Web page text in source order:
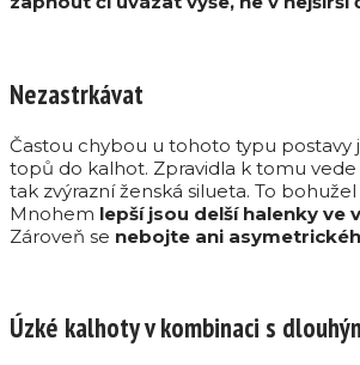
Nezastrkávat
Častou chybou u tohoto typu postavy
topů do kalhot. Zpravidla k tomu vede
tak zvýrazní ženská silueta. To
Mnohem lepší jsou delší halenky ve
Zároveň se nebojte ani
Úzké kalhoty v kombinaci s